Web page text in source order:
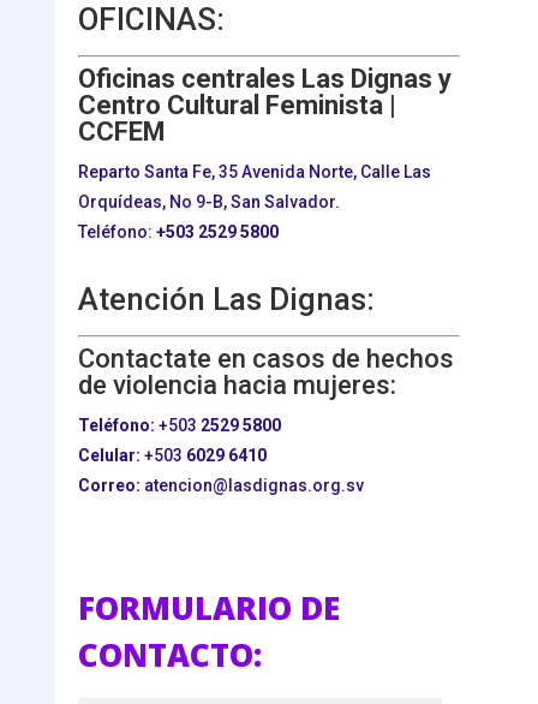
OFICINAS:
Oficinas centrales Las Dignas y
Centro Cultural Feminista |
CCFEM
Reparto Santa Fe, 35 Avenida Norte, Calle Las
Orquídeas, No 9-B, San Salvador.
Teléfono: +503 2529 5800
Atención Las Dignas:
Contactate en casos de hechos
de violencia hacia mujeres:
Teléfono: +503 2529 5800
Celular: +503 6029 6410
Correo: atencion@lasdignas.org.sv
FORMULARIO DE
CONTACTO: